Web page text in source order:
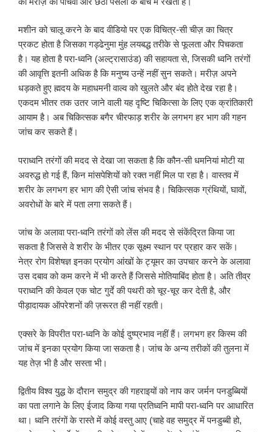
मशीन को चालू करने के बाद वीडियो पर एक विचित्र-सी चीज़ का चित्र
प्रकट होता है जिसका गड्ढेनुमा मुंह लयबद्ध तरीके से फूलता और पिचकता
है। यह होता है परा-ध्वनि (अल्ट्रासाउंड) की सहायता से, जिसकी ध्वनि तरंगों
की आवृत्ति इतनी अधिक है कि मनुष्य उन्हें नहीं सुन सकते। मरीज़ अपने
धड़कते हुए ह्मदय के महाधमनी वाल्व को खुलते और बंद होते देख रहा है।
एकदम भीतर तक उतर जाने वाली यह दृष्टि चिकित्सा के लिए एक क्रांतिकारी
आयाम है। अब चिकित्सक बगैर चीरफाड़ शरीर के लगभग हर भाग की गहन
जांच कर सकते हैं।
पराध्वनि तरंगों की मदद से देखा जा सकता है कि कौन-सी धमनियां मोटी या
अवरुद्ध हो गई हैं, किन मांसपेशियों को रक्त नहीं मिल पा रहा है। वास्तव में
शरीर के लगभग हर भाग की ऐसी जांच संभव है। चिकित्सक ग्रंथियों, घावों,
अवरोधों के बारे में पता लगा सकते हैं।
जांच के अलावा परा-ध्वनि तरंगों को लेंस की मदद से संकेंद्रित किया जा
सकता है जिससे वे शरीर के भीतर एक सूक्ष्म स्थान पर प्रहार कर सकें।
नेत्र रोग विशेषज्ञ इनका प्रयोग आंखों के ट्यूमर का उपचार करने के अलावा
उस दबाव को कम करने में भी करते हैं जिससे मोतियाबिंद होता है। अति तीव्र
पराध्वनि की केवल एक चोट गुर्दे की पथरी को चूर-चूर कर देती है, और
पीड़ादायक ऑपरेशनों की ज़रूरत ही नहीं रहती।
एक्सरे के विपरीत परा-ध्वनि के कोई दुष्प्रभाव नहीं हैं। लगभग हर किस्म की
जांच में इनका प्रयोग किया जा सकता है। जांच के अन्य तरीकों की तुलना में
यह तेज़ भी है और सस्ता भी।
द्वितीय विश्व युद्ध के दौरान समुद्र की गहराइयों को नाप कर जर्मन पनडुब्बियों
का पता लगाने के लिए ईजाद किया गया प्रतिध्वनि मापी परा-ध्वनि पर आधारित
था। ध्वनि तरंगों के रास्ते में कोई वस्तु आए (चाहे वह समुद्र में पनडुब्बी हो,